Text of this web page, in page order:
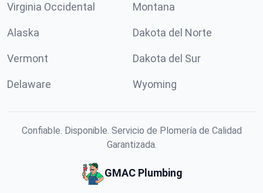
Virginia Occidental Montana
Alaska Dakota del Norte
Vermont Dakota del Sur
Delaware Wyoming
Confiable. Disponible. Servicio de Plomería de Calidad
Garantizada.
GMAC Plumbing